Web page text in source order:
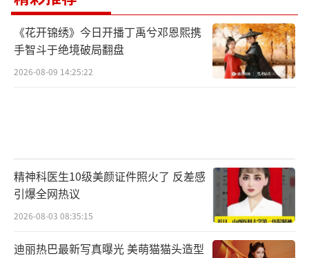
《花开锦绣》今日开播丁禹兮邓恩熙携
手智斗于绝境破局翻盘
2026-08-09 14:25:22
精神科医生10级美颜证件照火了 反差感
引爆全网热议
2026-08-03 08:35:15
迪丽热巴最新写真曝光 美萌猫猫头造型